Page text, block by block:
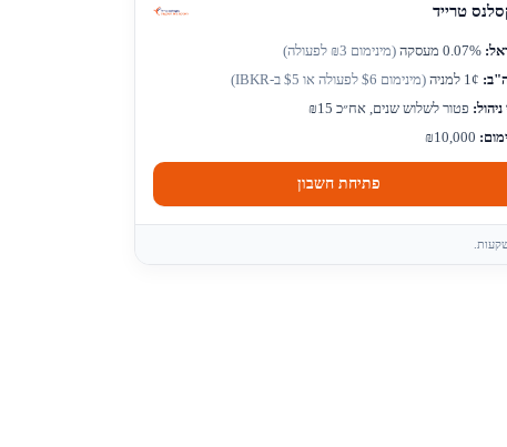
טרייד
0.07% מעסקה
(מינימום ₪3 לפעולה)
(מינימום $6 לפעולה או $5 ב-IBKR)
פטור לשלוש שנים, אח״כ ₪15
פתיחת חשבון